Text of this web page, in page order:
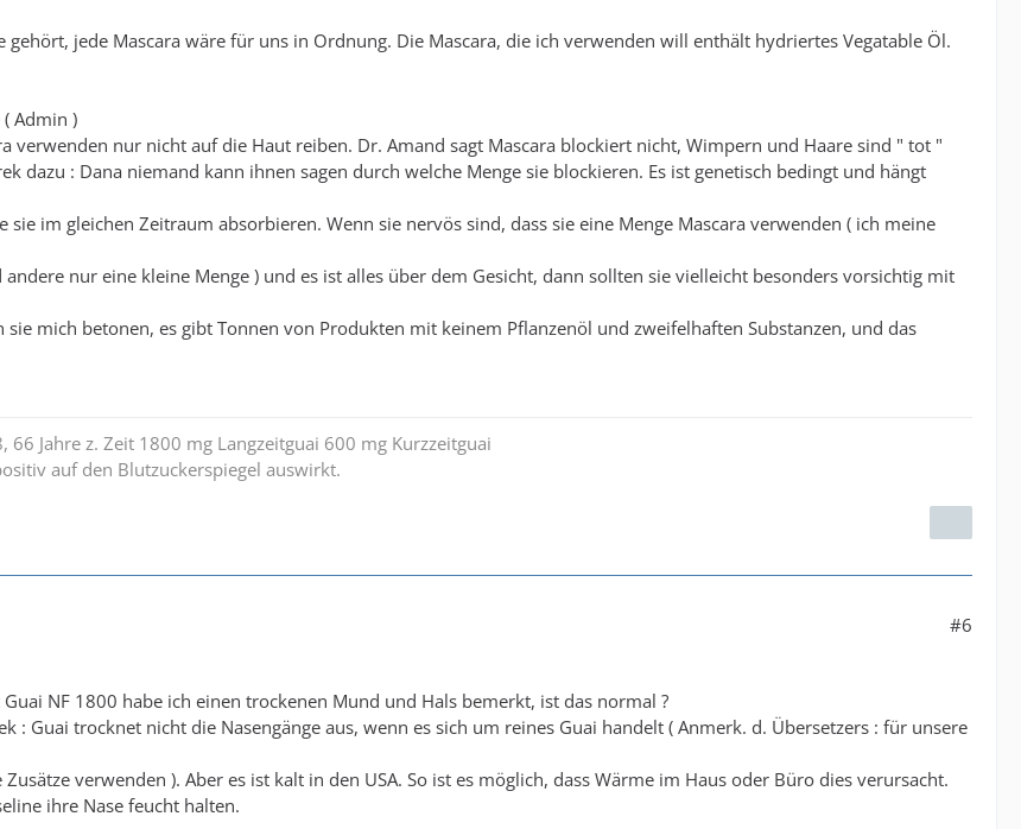
gehört, jede Mascara wäre für uns in Ordnung. Die Mascara, die ich verwenden will enthält hydriertes Vegatable Öl.
Admin )
verwenden nur nicht auf die Haut reiben. Dr. Amand sagt Mascara blockiert nicht, Wimpern und Haare sind " tot "
dazu : Dana niemand kann ihnen sagen durch welche Menge sie blockieren. Es ist genetisch bedingt und hängt
sie im gleichen Zeitraum absorbieren. Wenn sie nervös sind, dass sie eine Menge Mascara verwenden ( ich meine
nur eine kleine Menge ) und es ist alles über dem Gesicht, dann sollten sie vielleicht besonders vorsichtig mit
sie mich betonen, es gibt Tonnen von Produkten mit keinem Pflanzenöl und zweifelhaften Substanzen, und das
66 Jahre z. Zeit 1800 mg Langzeitguai 600 mg Kurzzeitguai
auf den Blutzuckerspiegel auswirkt.
#6
NF 1800 habe ich einen trockenen Mund und Hals bemerkt, ist das normal ?
: Guai trocknet nicht die Nasengänge aus, wenn es sich um reines Guai handelt ( Anmerk. d. Übersetzers : für unsere
verwenden ). Aber es ist kalt in den USA. So ist es möglich, dass Wärme im Haus oder Büro dies verursacht.
ihre Nase feucht halten.